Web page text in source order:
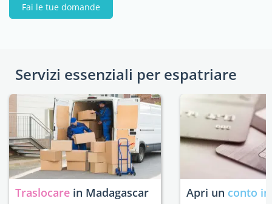
Fai le tue domande
Servizi essenziali per espatriare
Traslocare in Madagascar Apri un conto